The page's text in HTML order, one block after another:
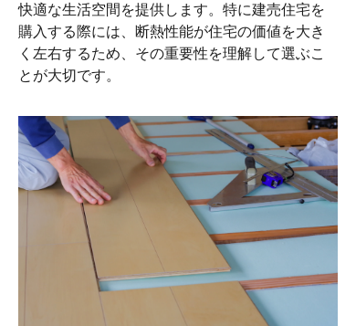
快適な生活空間を提供します。特に建売住宅を
購入する際には、断熱性能が住宅の価値を大き
く左右するため、その重要性を理解して選ぶこ
とが大切です。